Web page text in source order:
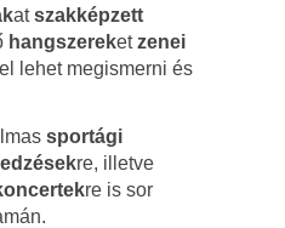
atszakképzett
hangszereketzenei
lehet megismerni és
sportági
re, illetve
re is sor